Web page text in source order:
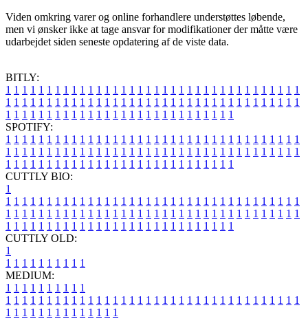
Viden omkring varer og online forhandlere understøttes løbende,
men vi ønsker ikke at tage ansvar for modifikationer der måtte være
udarbejdet siden seneste opdatering af de viste data.
BITLY:
1 1 1 1 1 1 1 1 1 1 1 1 1 1 1 1 1 1 1 1 1 1 1 1 1 1 1 1 1 1 1 1 1 1 1 1
1 1 1 1 1 1 1 1 1 1 1 1 1 1 1 1 1 1 1 1 1 1 1 1 1 1 1 1 1 1 1 1 1 1 1 1
1 1 1 1 1 1 1 1 1 1 1 1 1 1 1 1 1 1 1 1 1 1 1 1 1 1 1 1
SPOTIFY:
1 1 1 1 1 1 1 1 1 1 1 1 1 1 1 1 1 1 1 1 1 1 1 1 1 1 1 1 1 1 1 1 1 1 1 1
1 1 1 1 1 1 1 1 1 1 1 1 1 1 1 1 1 1 1 1 1 1 1 1 1 1 1 1 1 1 1 1 1 1 1 1
1 1 1 1 1 1 1 1 1 1 1 1 1 1 1 1 1 1 1 1 1 1 1 1 1 1 1 1
CUTTLY BIO:
1
1 1 1 1 1 1 1 1 1 1 1 1 1 1 1 1 1 1 1 1 1 1 1 1 1 1 1 1 1 1 1 1 1 1 1 1
1 1 1 1 1 1 1 1 1 1 1 1 1 1 1 1 1 1 1 1 1 1 1 1 1 1 1 1 1 1 1 1 1 1 1 1
1 1 1 1 1 1 1 1 1 1 1 1 1 1 1 1 1 1 1 1 1 1 1 1 1 1 1 1
CUTTLY OLD:
1
1 1 1 1 1 1 1 1 1 1
MEDIUM:
1 1 1 1 1 1 1 1 1 1
1 1 1 1 1 1 1 1 1 1 1 1 1 1 1 1 1 1 1 1 1 1 1 1 1 1 1 1 1 1 1 1 1 1 1 1
1 1 1 1 1 1 1 1 1 1 1 1 1 1